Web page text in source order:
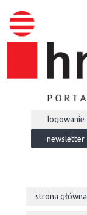
logowanie
newsletter
strona główna